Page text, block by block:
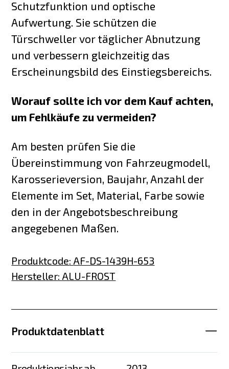
Schutzfunktion und optische
Aufwertung. Sie schützen die
Türschweller vor täglicher Abnutzung
und verbessern gleichzeitig das
Erscheinungsbild des Einstiegsbereichs.
Worauf sollte ich vor dem Kauf achten,
um Fehlkäufe zu vermeiden?
Am besten prüfen Sie die
Übereinstimmung von Fahrzeugmodell,
Karosserieversion, Baujahr, Anzahl der
Elemente im Set, Material, Farbe sowie
den in der Angebotsbeschreibung
angegebenen Maßen.
Produktcode: AF-DS-1439H-653
Hersteller: ALU-FROST
Produktdatenblatt